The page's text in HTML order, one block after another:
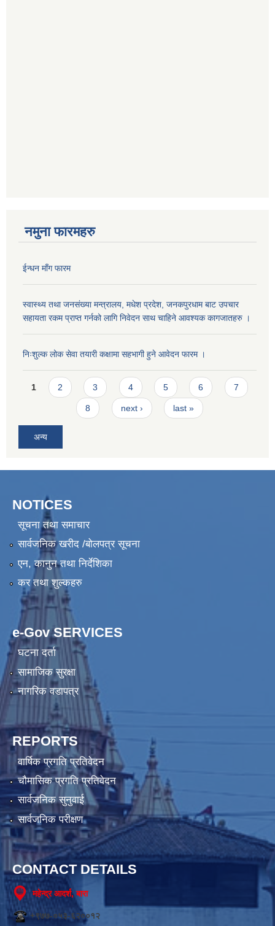
नमुना फारमहरु
ईन्धन माँग फारम
स्वास्थ्य तथा जनसंख्या मन्त्रालय, मधेश प्रदेश, जनकपुरधाम बाट उपचार
सहायता रकम प्राप्त गर्नको लागि निवेदन साथ चाहिने आवश्यक कागजातहरु ।
निःशुल्क लोक सेवा तयारी कक्षामा सहभागी हुने आवेदन फारम ।
Pages
1 2 3 4 5 6 7
8 next › last »
अन्य
NOTICES
सूचना तथा समाचार
सार्वजनिक खरीद /बोलपत्र सूचना
एन, कानुन तथा निर्देशिका
कर तथा शुल्कहरु
e-Gov SERVICES
घटना दर्ता
सामाजिक सुरक्षा
नागरिक वडापत्र
REPORTS
वार्षिक प्रगति प्रतिवेदन
चौमासिक प्रगति प्रतिवेदन
सार्वजनिक सुनुवाई
सार्वजनिक परीक्षण
CONTACT DETAILS
महेन्द्र आदर्श, बारा
+९७७-०५३-६२००१२